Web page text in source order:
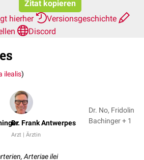
Zitat kopieren
hierher
Versionsgeschichte
Discord
ilealis)
Dr. Frank Antwerpes
Arzt | Ärztin
Dr. No, Fridolin
Bachinger + 1
Arteriae ilei